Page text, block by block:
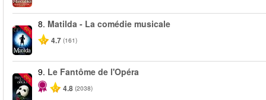
-50%
8. Matilda - La comédie musicale
4.7 (161)
-20%
9. Le Fantôme de l'Opéra
4.8 (2038)